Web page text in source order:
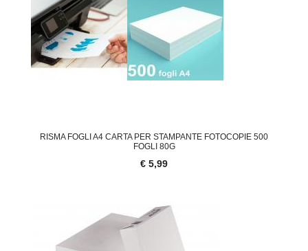
RISMA FOGLI A4 CARTA PER STAMPANTE FOTOCOPIE 500
FOGLI 80G
€ 5,99